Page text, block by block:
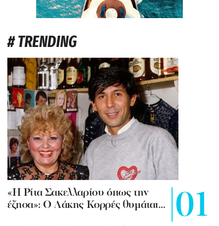
# TRENDING
«Η Ρίτα Σακελλαρίου όπως την
έζησα»: Ο Λάκης Κορρές θυμάται…